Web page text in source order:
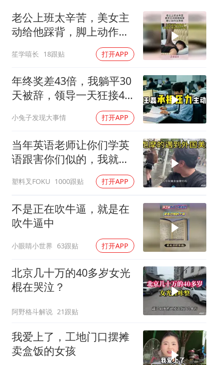
我国编制完成新版全月地质图
感觉全东北都在等7号
奋进开新局 实干挑大梁
老公上班太辛苦，美女主
动给他踩背，脚上动作太
笙学嘻长 18跟贴 打开APP
年终奖差43倍，我躺平30
天被辞，领导一天狂接47
小兔子发现大事情 打开APP
当年英语老师让你们学英
语跟害你们似的，我就是
塑料叉FOKU 1000跟贴 打开APP
不是正在吹牛逼，就是在
吹牛逼中
小眼睛小世界 63跟贴 打开APP
北京几十万的40多岁女光
棍在哭泣？
阿野格斗解说 21跟贴
我爱上了，工地门口摆摊
卖盒饭的女孩